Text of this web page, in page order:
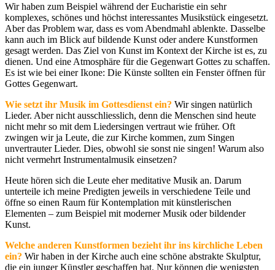
Wir haben zum Beispiel während der Eucharistie ein sehr
komplexes, schönes und höchst interessantes Musikstück eingesetzt.
Aber das Problem war, dass es vom Abendmahl ablenkte. Dasselbe
kann auch im Blick auf bildende Kunst oder andere Kunstformen
gesagt werden. Das Ziel von Kunst im Kontext der Kirche ist es, zu
dienen. Und eine Atmosphäre für die Gegenwart Gottes zu schaffen.
Es ist wie bei einer Ikone: Die Künste sollten ein Fenster öffnen für
Gottes Gegenwart.
Wie setzt ihr Musik im Gottesdienst ein? Wir singen natürlich
Lieder. Aber nicht ausschliesslich, denn die Menschen sind heute
nicht mehr so mit dem Liedersingen vertraut wie früher. Oft
zwingen wir ja Leute, die zur Kirche kommen, zum Singen
unvertrauter Lieder. Dies, obwohl sie sonst nie singen! Warum also
nicht vermehrt Instrumentalmusik einsetzen?
Heute hören sich die Leute eher meditative Musik an. Darum
unterteile ich meine Predigten jeweils in verschiedene Teile und
öffne so einen Raum für Kontemplation mit künstlerischen
Elementen – zum Beispiel mit moderner Musik oder bildender
Kunst.
Welche anderen Kunstformen bezieht ihr ins kirchliche Leben
ein? Wir haben in der Kirche auch eine schöne abstrakte Skulptur,
die ein junger Künstler geschaffen hat. Nur können die wenigsten